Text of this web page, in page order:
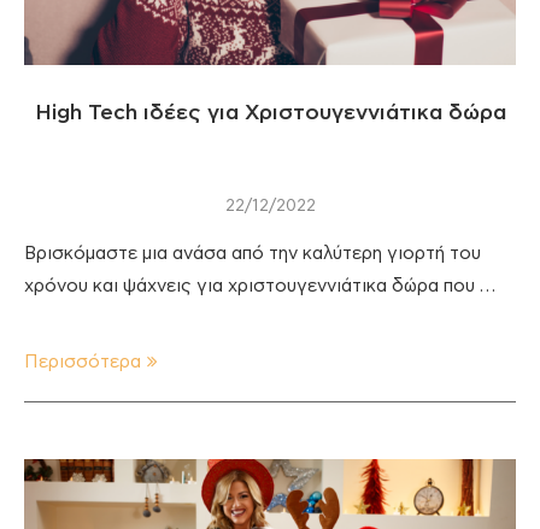
High Tech ιδέες για Χριστουγεννιάτικα δώρα
22/12/2022
Βρισκόμαστε μια ανάσα από την καλύτερη γιορτή του
χρόνου και ψάχνεις για χριστουγεννιάτικα δώρα που …
Περισσότερα